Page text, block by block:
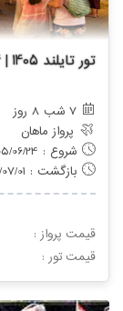
تور تایلند 1405 | 4 شب پاتایا 3 شب بانکوک -6
7 شب 8 روز
پرواز ماهان
شروع : 1405/06/24
بازگشت : 1405/07/01
قیمت پرواز :
: قیمت تور